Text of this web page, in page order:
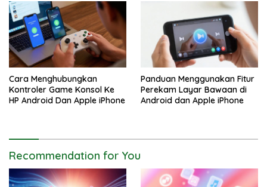
Cara Menghubungkan
Kontroler Game Konsol Ke
HP Android Dan Apple iPhone
Panduan Menggunakan Fitur
Perekam Layar Bawaan di
Android dan Apple iPhone
Recommendation for You